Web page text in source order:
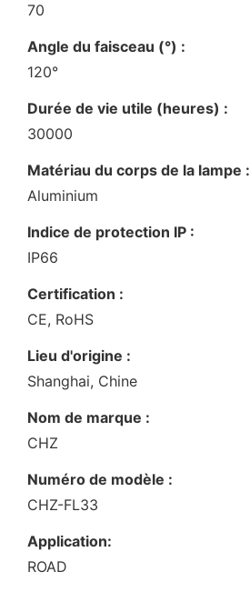
70
Angle du faisceau (°) :
120°
Durée de vie utile (heures) :
30000
Matériau du corps de la lampe :
Aluminium
Indice de protection IP :
IP66
Certification :
CE, RoHS
Lieu d'origine :
Shanghai, Chine
Nom de marque :
CHZ
Numéro de modèle :
CHZ-FL33
Application:
ROAD